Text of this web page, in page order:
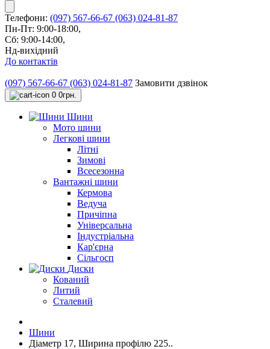
Телефони: (097) 567-66-67 (063) 024-81-87
Пн-Пт: 9:00-18:00,
Сб: 9:00-14:00,
Нд-вихідний
До контактів
(097) 567-66-67 (063) 024-81-87 Замовити дзвінок
0 0грн.
Шини
Мото шини
Легкові шини
Літні
Зимові
Всесезонна
Вантажні шини
Кермова
Ведуча
Причіпна
Універсальна
Індустріальна
Кар'єрна
Сільгосп
Диски
Кований
Литий
Сталевий
Шини
Діаметр 17, Ширина профілю 225..